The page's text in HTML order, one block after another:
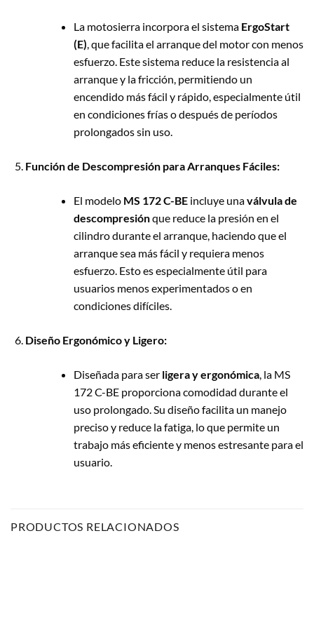
La motosierra incorpora el sistema ErgoStart
(E), que facilita el arranque del motor con menos
esfuerzo. Este sistema reduce la resistencia al
arranque y la fricción, permitiendo un
encendido más fácil y rápido, especialmente útil
en condiciones frías o después de períodos
prolongados sin uso.
Función de Descompresión para Arranques Fáciles:
El modelo MS 172 C-BEincluye unaválvula de
descompresiónque reduce la presión en el
cilindro durante el arranque, haciendo que el
arranque sea más fácil y requiera menos
esfuerzo. Esto es especialmente útil para
usuarios menos experimentados o en
condiciones difíciles.
Diseño Ergonómico y Ligero:
Diseñada para ser ligera y ergonómica, la MS
172 C-BE proporciona comodidad durante el
uso prolongado. Su diseño facilita un manejo
preciso y reduce la fatiga, lo que permite un
trabajo más eficiente y menos estresante para el
usuario.
PRODUCTOS RELACIONADOS